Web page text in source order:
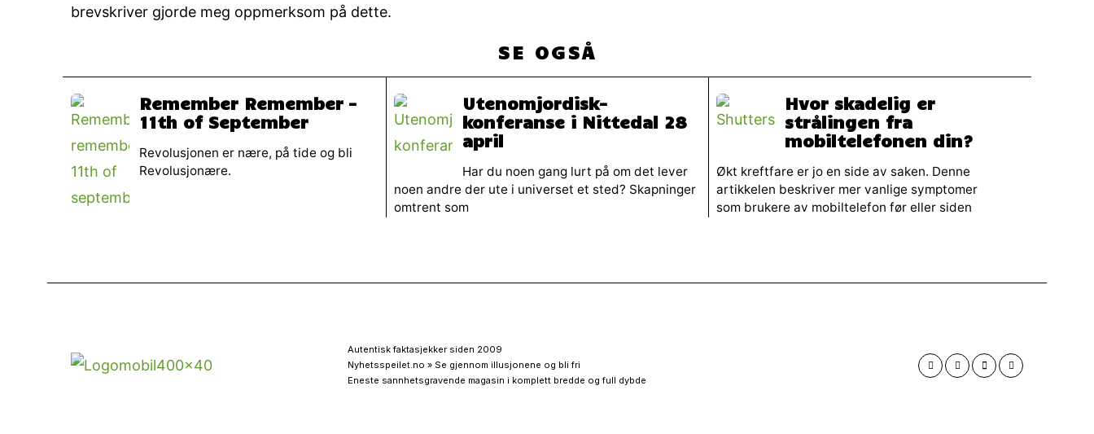
brevskriver gjorde meg oppmerksom på dette.
SE OGSÅ
Remember Remember –
11th of September
Revolusjonen er nære, på tide og bli
Revolusjonære.
Utenomjordisk-
konferanse i Nittedal 28
april
Har du noen gang lurt på om det lever
noen andre der ute i universet et sted? Skapninger
omtrent som
Hvor skadelig er
strålingen fra
mobiltelefonen din?
Økt kreftfare er jo en side av saken. Denne
artikkelen beskriver mer vanlige symptomer
som brukere av mobiltelefon før eller siden
Autentisk faktasjekker siden 2009
Nyhetsspeilet.no » Se gjennom illusjonene og bli fri
Eneste sannhetsgravende magasin i komplett bredde og full dybde